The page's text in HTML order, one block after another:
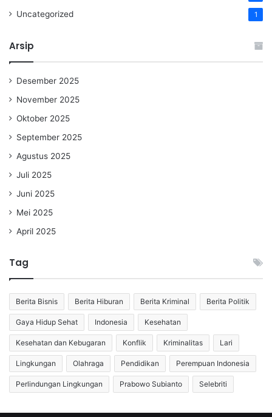
Uncategorized 1
Arsip
Desember 2025
November 2025
Oktober 2025
September 2025
Agustus 2025
Juli 2025
Juni 2025
Mei 2025
April 2025
Tag
Berita Bisnis Berita Hiburan Berita Kriminal Berita Politik
Gaya Hidup Sehat Indonesia Kesehatan
Kesehatan dan Kebugaran Konflik Kriminalitas Lari
Lingkungan Olahraga Pendidikan Perempuan Indonesia
Perlindungan Lingkungan Prabowo Subianto Selebriti